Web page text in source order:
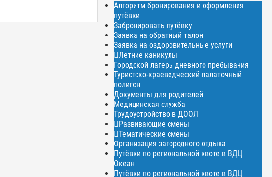
Алгоритм бронирования и оформления
путёвки
Забронировать путёвку
Заявка на обратный талон
Заявка на оздоровительные услуги
Летние каникулы
Городской лагерь дневного пребывания
Туристско-краеведческий палаточный
полигон
Документы для родителей
Медицинская служба
Трудоустройство в ДООЛ
Развивающие смены
Тематические смены
Организация загородного отдыха
Путёвки по региональной квоте в ВДЦ
Океан
Путёвки по региональной квоте в ВДЦ